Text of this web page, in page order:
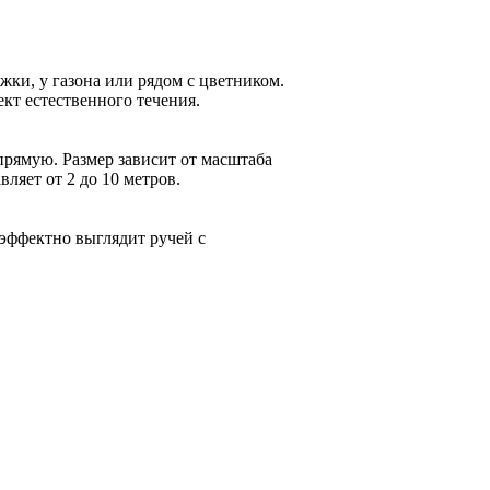
у газона или рядом с цветником.
естественного течения.
Размер зависит от масштаба
от 2 до 10 метров.
выглядит ручей с